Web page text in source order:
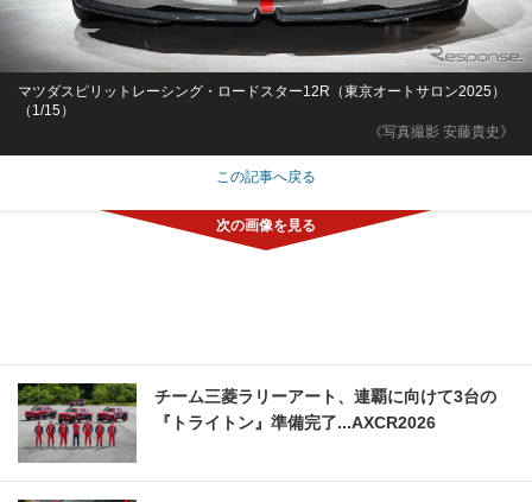
《写真撮影 安藤貴史》
マツダスピリットレーシング・ロードスター12R（東京オートサロン2025）
（1/15）
この記事へ戻る
チーム三菱ラリーアート、連覇に向けて3台の
『トライトン』準備完了...AXCR2026